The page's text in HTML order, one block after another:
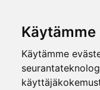
Käytämme